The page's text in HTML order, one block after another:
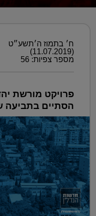
ח׳ בתמוז ה׳תשע״ט
(11.07.2019)
מספר צפיות: 56
פרויקט מורשת
הסתיים בתביעה של 10